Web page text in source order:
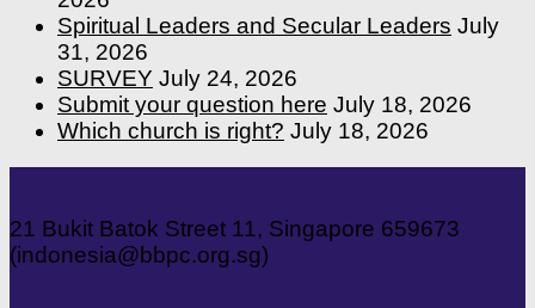
Spiritual Leaders and Secular Leaders July
31, 2026
SURVEY July 24, 2026
Submit your question here July 18, 2026
Which church is right? July 18, 2026
21 Bukit Batok Street 11, Singapore 659673
(indonesia@bbpc.org.sg)